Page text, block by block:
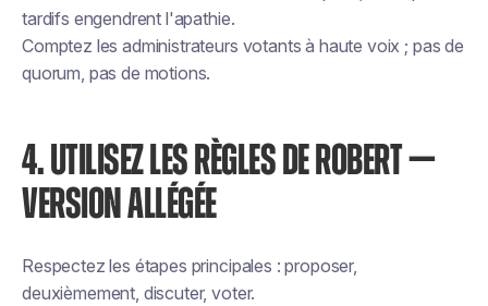
tardifs engendrent l'apathie.
Comptez les administrateurs votants à haute voix ; pas de
quorum, pas de motions.
4. UTILISEZ LES RÈGLES DE ROBERT —
VERSION ALLÉGÉE
Respectez les étapes principales : proposer,
deuxièmement, discuter, voter.